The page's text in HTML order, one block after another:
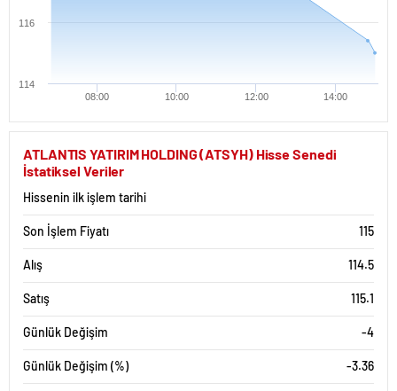
08:00 10:00 12:00 14:00
114
116
ATLANTIS YATIRIM HOLDING (ATSYH) Hisse Senedi
İstatiksel Veriler
Hissenin ilk işlem tarihi
Son İşlem Fiyatı 115
Alış 114.5
Satış 115.1
Günlük Değişim -4
Günlük Değişim (%) -3.36